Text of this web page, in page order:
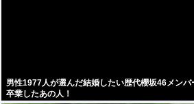
男性1977人が選んだ結婚したい歴代櫻坂46メン
卒業したあの人！